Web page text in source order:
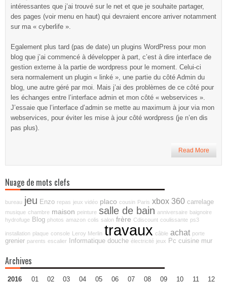
intéressantes que j’ai trouvé sur le net et que je souhaite partager,
des pages (voir menu en haut) qui devraient encore arriver notamment
sur ma « cyberlife ».
Egalement plus tard (pas de date) un plugins WordPress pour mon
blog que j’ai commencé à développer à part, c’est à dire interface de
gestion externe à la partie de wordpress pour le moment. Celui-ci
sera normalement un plugin « linké », une partie du côté Admin du
blog, une autre géré par moi. Mais j’ai des problèmes de ce côté pour
les échanges entre l’interface admin et mon côté « webservices ».
J’essaie que l’interface d’admin se mette au maximum à jour via mon
webservices, pour éviter les mise à jour côté wordpress (je n’en dis
pas plus).
Read More
Nuage de mots clefs
bureau jeu Enzo repas jeux vidéo placo cousin Paris xbox 360 carrelage
musique chambre maison peinture salle de bain anniversaire baignoire
hydrofuge Blog photos amazon colis salon frère Cdiscount coulissante ps3
installation plaque console Leroy Merlin travaux câble achat porte
grenier parents escalier Informatique douche électricité jeux Pc cuisine mur
Archives
2016 01 02 03 04 05 06 07 08 09 10 11
12